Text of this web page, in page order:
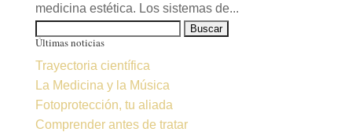
medicina estética. Los sistemas de...
Últimas noticias
Trayectoria científica
La Medicina y la Música
Fotoprotección, tu aliada
Comprender antes de tratar